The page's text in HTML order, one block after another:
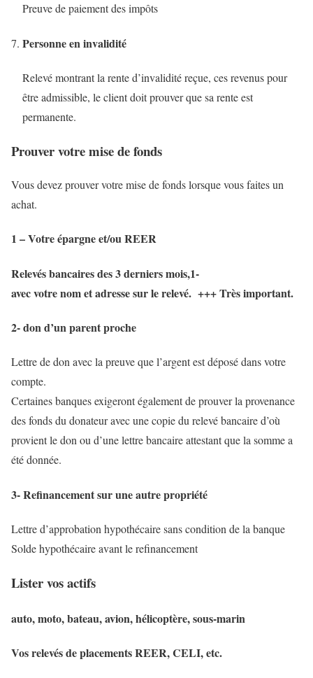
Preuve de paiement des impôts
Personne en invalidité
Relevé montrant la rente d’invalidité reçue, ces revenus pour
être admissible, le client doit prouver que sa rente est
permanente.
Prouver votre mise de fonds
Vous devez prouver votre mise de fonds lorsque vous faites un
achat.
1 – Votre épargne et/ou REER
Relevés bancaires des 3 derniers mois,1-
avec votre nom et adresse sur le relevé. +++ Très important.
2- don d’un parent proche
Lettre de don avec la preuve que l’argent est déposé dans votre
compte.
Certaines banques exigeront également de prouver la provenance
des fonds du donateur avec une copie du relevé bancaire d’où
provient le don ou d’une lettre bancaire attestant que la somme a
été donnée.
3- Refinancement sur une autre propriété
Lettre d’approbation hypothécaire sans condition de la banque
Solde hypothécaire avant le refinancement
Lister vos actifs
auto, moto, bateau, avion, hélicoptère, sous-marin
Vos relevés de placements REER, CELI, etc.